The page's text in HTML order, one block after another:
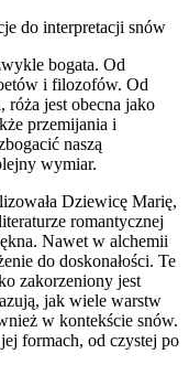
do interpretacji snów
bogata. Od
i filozofów. Od
róża jest obecna jako
przemijania i
naszą
wymiar.
Dziewicę Marię,
romantycznej
Nawet w alchemii
do doskonałości. Te
zakorzeniony jest
jak wiele warstw
w kontekście snów.
formach, od czystej po